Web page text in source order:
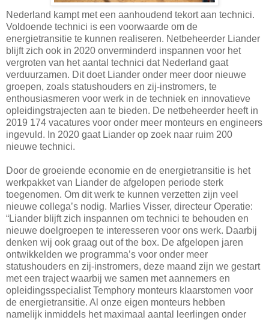
Nederland kampt met een aanhoudend tekort aan technici.
Voldoende technici is een voorwaarde om de
energietransitie te kunnen realiseren. Netbeheerder Liander
blijft zich ook in 2020 onverminderd inspannen voor het
vergroten van het aantal technici dat Nederland gaat
verduurzamen. Dit doet Liander onder meer door nieuwe
groepen, zoals statushouders en zij-instromers, te
enthousiasmeren voor werk in de techniek en innovatieve
opleidingstrajecten aan te bieden. De netbeheerder heeft in
2019 174 vacatures voor onder meer monteurs en engineers
ingevuld. In 2020 gaat Liander op zoek naar ruim 200
nieuwe technici.
Door de groeiende economie en de energietransitie is het
werkpakket van Liander de afgelopen periode sterk
toegenomen. Om dit werk te kunnen verzetten zijn veel
nieuwe collega’s nodig. Marlies Visser, directeur Operatie:
“Liander blijft zich inspannen om technici te behouden en
nieuwe doelgroepen te interesseren voor ons werk. Daarbij
denken wij ook graag out of the box. De afgelopen jaren
ontwikkelden we programma’s voor onder meer
statushouders en zij-instromers, deze maand zijn we gestart
met een traject waarbij we samen met aannemers en
opleidingsspecialist Temphory monteurs klaarstomen voor
de energietransitie. Al onze eigen monteurs hebben
namelijk inmiddels het maximaal aantal leerlingen onder